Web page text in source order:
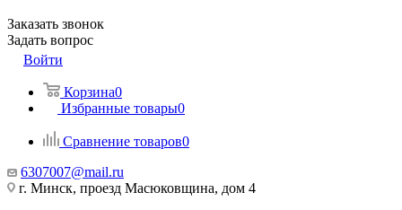
Заказать звонок
Задать вопрос
Войти
Корзина0
Избранные товары0
Сравнение товаров0
6307007@mail.ru
г. Минск, проезд Масюковщина, дом 4